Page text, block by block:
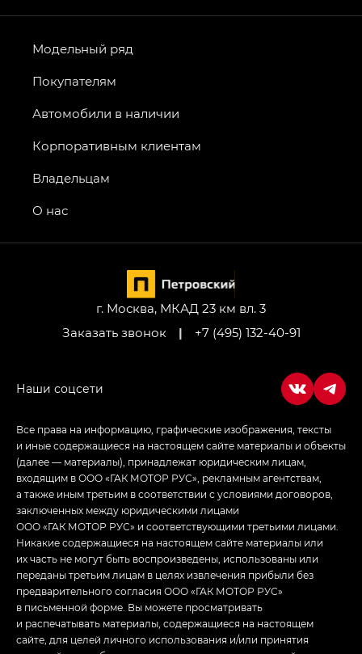
г. Москва, МКАД 23 км вл. 3
Заказать звонок
| +7 (495) 132-40-91
Модельный ряд
Покупателям
Автомобили в наличии
Корпоративным клиентам
Владельцам
О нас
Все права на информацию, графические изображения, тексты
и иные содержащиеся на настоящем сайте материалы и объекты
(далее — материалы), принадлежат юридическим лицам,
входящим в ООО «ГАК МОТОР РУС», рекламным агентствам,
а также иным третьим в соответствии с условиями договоров,
заключенных между юридическими лицами
ООО «ГАК МОТОР РУС» и соответствующими третьими лицами.
Никакие содержащиеся на настоящем сайте материалы или
их часть не могут быть воспроизведены, использованы или
переданы третьим лицам в целях извлечения прибыли без
предварительного согласия ООО «ГАК МОТОР РУС»
в письменной форме. Вы можете просматривать
и распечатывать материалы, содержащиеся на настоящем
сайте, для целей личного использования и/или принятия